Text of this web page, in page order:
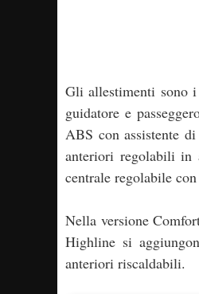
Gli allestimenti sono
guidatore e
ABS con assistente
anteriori regolabili in
centrale regolabile
Nella versione
Highline si
anteriori riscaldabili.